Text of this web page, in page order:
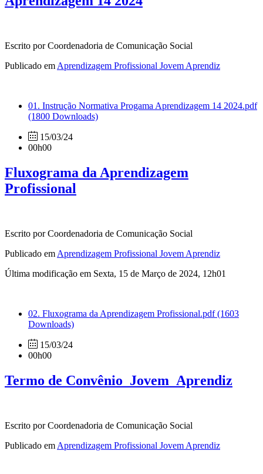
Escrito por Coordenadoria de Comunicação Social
Publicado em Aprendizagem Profissional Jovem Aprendiz
01. Instrução Normativa Progama Aprendizagem 14 2024.pdf
(1800 Downloads)
15/03/24
00h00
Fluxograma da Aprendizagem
Profissional
Escrito por Coordenadoria de Comunicação Social
Publicado em Aprendizagem Profissional Jovem Aprendiz
Última modificação em Sexta, 15 de Março de 2024, 12h01
02. Fluxograma da Aprendizagem Profissional.pdf(1603
Downloads)
15/03/24
00h00
Termo de Convênio_Jovem_Aprendiz
Escrito por Coordenadoria de Comunicação Social
Publicado em Aprendizagem Profissional Jovem Aprendiz